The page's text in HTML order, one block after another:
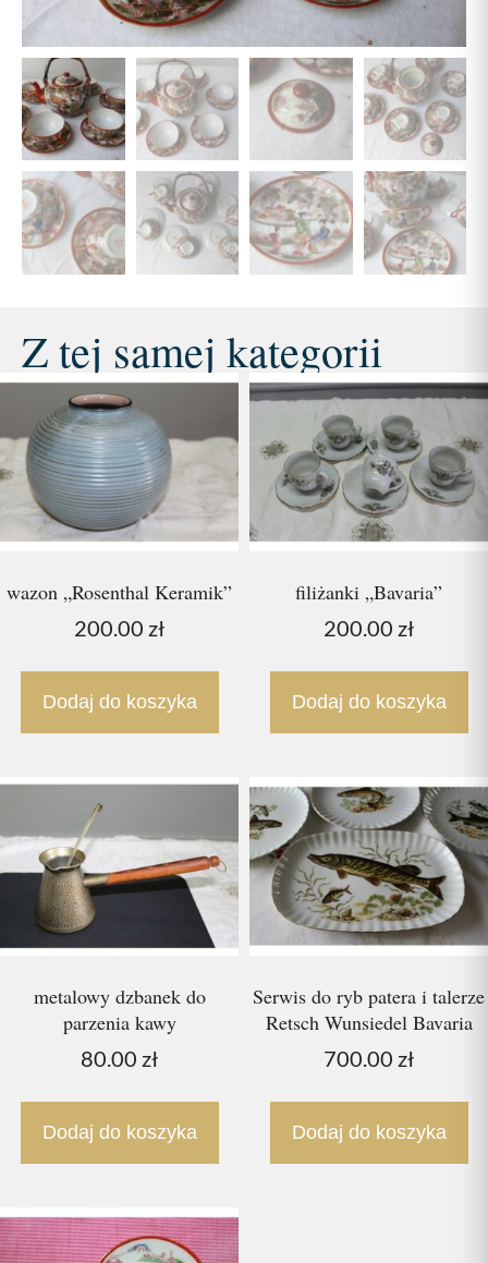
Z tej samej kategorii
wazon „Rosenthal Keramik”
200.00 zł
Dodaj do koszyka
filiżanki „Bavaria”
200.00 zł
Dodaj do koszyka
metalowy dzbanek do
parzenia kawy
80.00 zł
Dodaj do koszyka
Serwis do ryb patera i talerze
Retsch Wunsiedel Bavaria
700.00 zł
Dodaj do koszyka